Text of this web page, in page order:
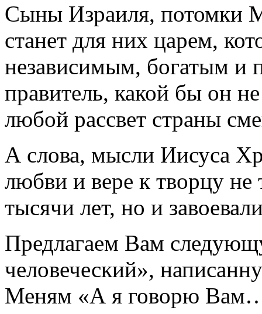
Сыны Израиля, потомки
станет для них царем,
независимым, богатым
правитель, какой бы он
любой рассвет страны
А слова, мысли Иисуса
любви и вере к творцу не
тысячи лет, но и
Предлагаем Вам
человеческий»,
Меням «А я говорю